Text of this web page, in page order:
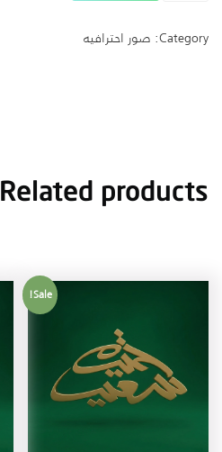
quantity
Category: صور احترافيه
Related products
Sale!